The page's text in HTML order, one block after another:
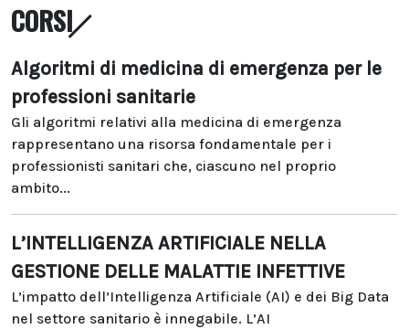
CORSI
Algoritmi di medicina di emergenza per le
professioni sanitarie
Gli algoritmi relativi alla medicina di emergenza
rappresentano una risorsa fondamentale per i
professionisti sanitari che, ciascuno nel proprio
ambito...
L’INTELLIGENZA ARTIFICIALE NELLA
GESTIONE DELLE MALATTIE INFETTIVE
L’impatto dell’Intelligenza Artificiale (AI) e dei Big Data
nel settore sanitario è innegabile. L’AI